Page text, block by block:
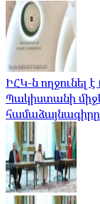
ԻՀԿ-ն ողջունել
Պակիստանի
համաձայնագիրը